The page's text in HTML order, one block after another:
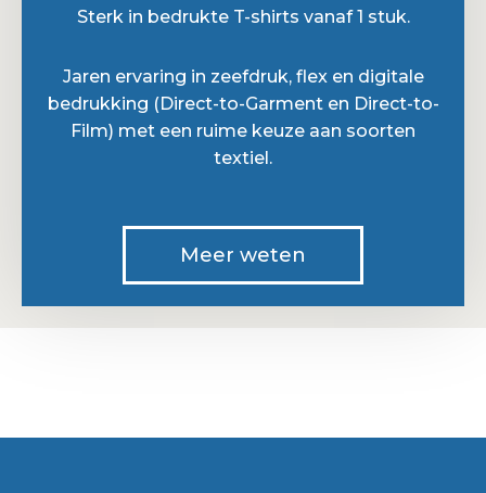
Sterk in bedrukte T-shirts vanaf 1 stuk.
Jaren ervaring in zeefdruk, flex en digitale
bedrukking (Direct-to-Garment en Direct-to-
Film) met een ruime keuze aan soorten
textiel.
Meer weten